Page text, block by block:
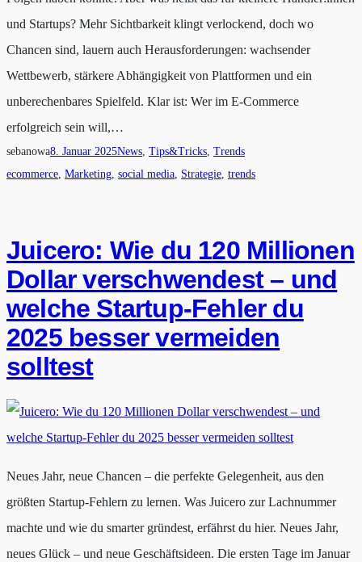
und Startups? Mehr Sichtbarkeit klingt verlockend, doch wo
Chancen sind, lauern auch Herausforderungen: wachsender
Wettbewerb, stärkere Abhängigkeit von Plattformen und ein
unberechenbares Spielfeld. Klar ist: Wer im E-Commerce
erfolgreich sein will,…
sebanowa8. Januar 2025News Tips&Tricks Trends
ecommerce Marketing social media Strategie trends
Juicero: Wie du 120 Millionen
Dollar verschwendest – und
welche Startup-Fehler du
2025 besser vermeiden
solltest
Neues Jahr, neue Chancen – die perfekte Gelegenheit, aus den
größten Startup-Fehlern zu lernen. Was Juicero zur Lachnummer
machte und wie du smarter gründest, erfährst du hier. Neues Jahr,
neues Glück – und neue Geschäftsideen. Die ersten Tage im Januar